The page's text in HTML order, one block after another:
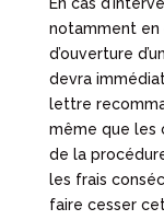
notamment en
d’ouverture
devra
lettre
même que les
de la
les frais
faire cesser